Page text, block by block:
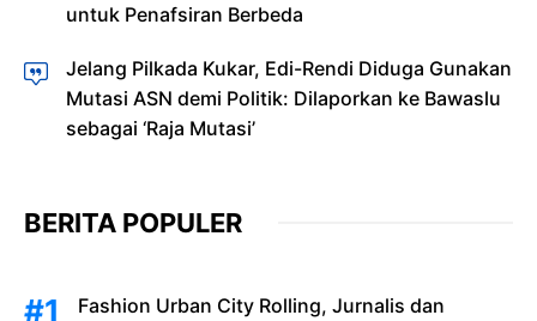
untuk Penafsiran Berbeda
Jelang Pilkada Kukar, Edi-Rendi Diduga Gunakan
Mutasi ASN demi Politik: Dilaporkan ke Bawaslu
sebagai ‘Raja Mutasi’
BERITA POPULER
Fashion Urban City Rolling, Jurnalis dan